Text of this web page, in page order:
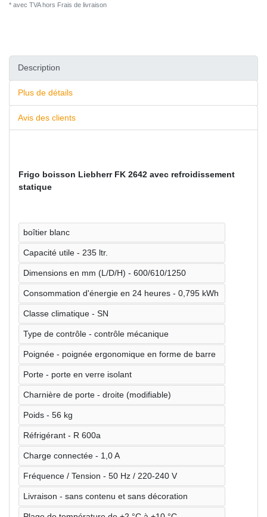
* avec TVA hors Frais de livraison
Description
Plus de détails
Avis des clients
Frigo boisson Liebherr FK 2642 avec refroidissement
statique
boîtier blanc
Capacité utile - 235 ltr.
Dimensions en mm (L/D/H) - 600/610/1250
Consommation d'énergie en 24 heures - 0,795 kWh
Classe climatique - SN
Type de contrôle - contrôle mécanique
Poignée - poignée ergonomique en forme de barre
Porte - porte en verre isolant
Charnière de porte - droite (modifiable)
Poids - 56 kg
Réfrigérant - R 600a
Charge connectée - 1,0 A
Fréquence / Tension - 50 Hz / 220-240 V
Livraison - sans contenu et sans décoration